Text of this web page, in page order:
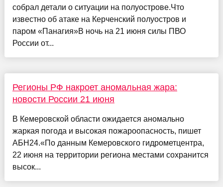
собрал детали о ситуации на полуострове.Что
известно об атаке на Керченский полуостров и
паром «Панагия»В ночь на 21 июня силы ПВО
России от...
Регионы РФ накроет аномальная жара:
новости России 21 июня
В Кемеровской области ожидается аномально
жаркая погода и высокая пожароопасность, пишет
АБН24.«По данным Кемеровского гидрометцентра,
22 июня на территории региона местами сохранится
высок...